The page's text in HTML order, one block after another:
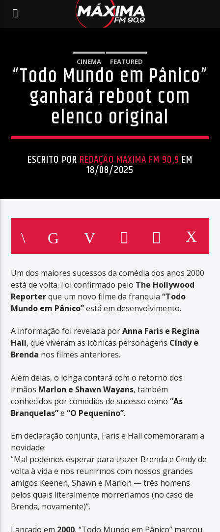
CINEMA FEATURED
“Todo Mundo em Pânico”
ganhará reboot com
elenco original
ESCRITO POR REDAÇÃO MÁXIMA FM 90,9 EM
18/08/2025
Um dos maiores sucessos da comédia dos anos 2000
está de volta. Foi confirmado pelo The Hollywood
Reporterque um novo filme da franquia“Todo
Mundo em Pânico”está em desenvolvimento.
A informação foi revelada porAnna Faris e Regina
Hall, que viveram as icônicas personagens Cindy e
Brenda nos filmes anteriores.
Além delas, o longa contará com o retorno dos
irmãos Marlon e Shawn Wayans, também
conhecidos por comédias de sucesso como“As
Branquelas”e“O Pequenino”.
Em declaração conjunta, Faris e Hall comemoraram a
novidade:
“Mal podemos esperar para trazer Brenda e Cindy de
volta à vida e nos reunirmos com nossos grandes
amigos Keenen, Shawn e Marlon — três homens
pelos quais literalmente morreríamos (no caso de
Brenda, novamente)”.
Lançado em 2000, “Todo Mundo em Pânico” marcou